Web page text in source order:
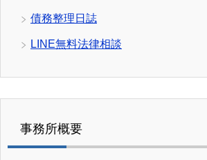
債務整理日誌
LINE無料法律相談
事務所概要